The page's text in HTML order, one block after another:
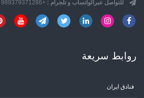
للتواصل عبرالواتساب و تلجرام : +989379371286
روابط سریعة
فنادق ايران